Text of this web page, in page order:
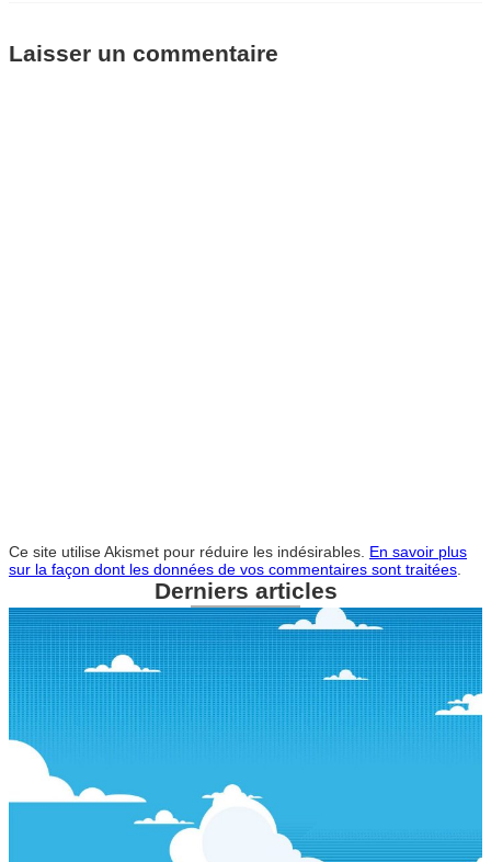
Laisser un commentaire
Ce site utilise Akismet pour réduire les indésirables. En savoir plus
sur la façon dont les données de vos commentaires sont traitées
Derniers articles